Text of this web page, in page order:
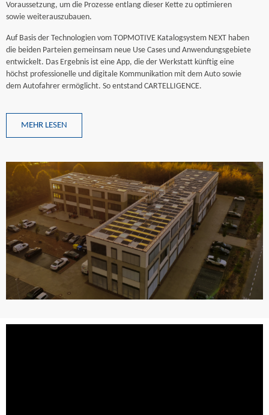
Voraussetzung, um die Prozesse entlang dieser Kette zu optimieren
sowie weiterauszubauen.
Auf Basis der Technologien vom TOPMOTIVE Katalogsystem NEXT haben
die beiden Parteien gemeinsam neue Use Cases und Anwendungsgebiete
entwickelt. Das Ergebnis ist eine App, die der Werkstatt künftig eine
höchst professionelle und digitale Kommunikation mit dem Auto sowie
dem Autofahrer ermöglicht. So entstand CARTELLIGENCE.
MEHR LESEN